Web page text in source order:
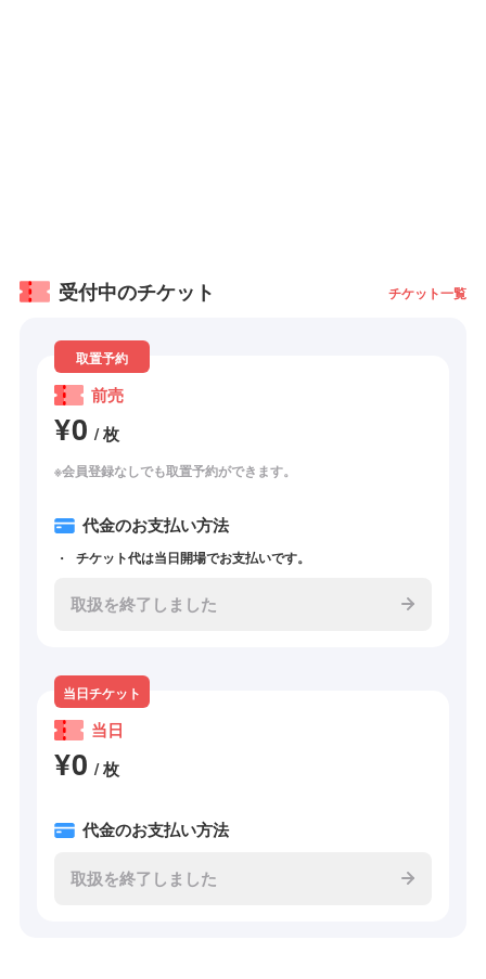
受付中のチケット チケット一覧
取置予約
前売
¥0 / 枚
※会員登録なしでも取置予約ができます。
代金のお支払い方法
チケット代は当日開場でお支払いです。
取扱を終了しました
当日チケット
当日
¥0 / 枚
代金のお支払い方法
取扱を終了しました